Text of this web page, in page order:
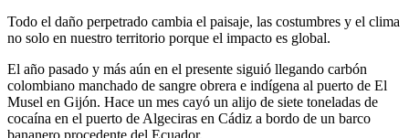
Todo el daño perpetrado cambia el paisaje, las costumbres y el clima
no solo en nuestro territorio porque el impacto es global.
El año pasado y más aún en el presente siguió llegando carbón
colombiano manchado de sangre obrera e indígena al puerto de El
Musel en Gijón. Hace un mes cayó un alijo de siete toneladas de
cocaína en el puerto de Algeciras en Cádiz a bordo de un barco
bananero procedente del Ecuador.